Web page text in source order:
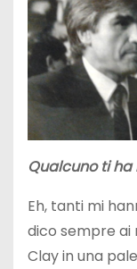
Qualcuno ti ha
Eh, tanti mi
dico sempre ai
Clay in una